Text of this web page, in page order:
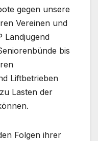
gegen unsere
Vereinen und
Landjugend
bis
Liftbetrieben
Lasten der
Folgen ihrer